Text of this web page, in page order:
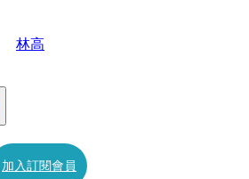
林高
加入訂閱會員